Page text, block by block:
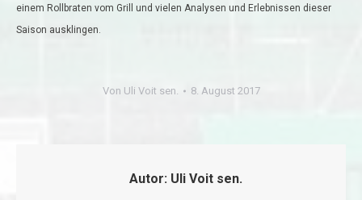
einem Rollbraten vom Grill und vielen Analysen und Erlebnissen dieser
Saison ausklingen.
Von Uli Voit sen. 8. August 2017
Autor: Uli Voit sen.